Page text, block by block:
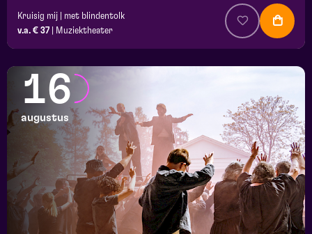
Kruisig mij | met blindentolk
v.a. € 37
Muziektheater
16
augustus